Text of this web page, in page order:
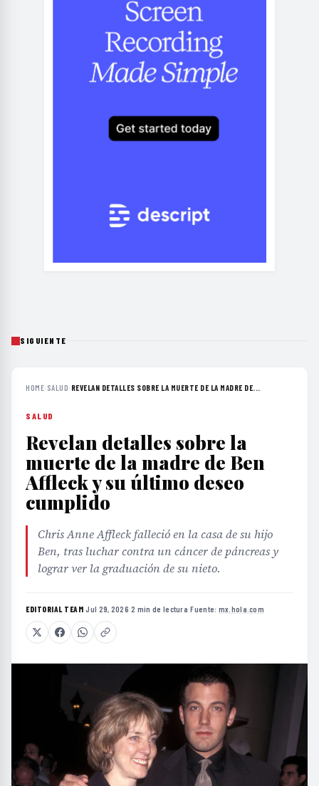
SIGUIENTE
HOME› SALUD› REVELAN DETALLES SOBRE LA MUERTE DE LA MADRE DE...
SALUD
Revelan detalles sobre la
muerte de la madre de Ben
Affleck y su último deseo
cumplido
Chris Anne Affleck falleció en la casa de su hijo
Ben, tras luchar contra un cáncer de páncreas y
lograr ver la graduación de su nieto.
EDITORIAL TEAM·Jul 29, 2026·2 min de lectura·Fuente: mx.hola.com